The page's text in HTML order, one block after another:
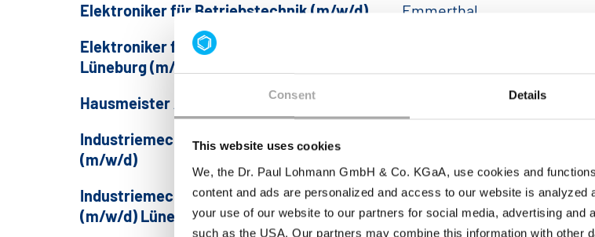
Consent Details
This website uses cookies
We, the Dr. Paul Lohmann GmbH & Co. KGaA, use cookies and
content and ads are personalized and access to our website is
your use of our website to our partners for social media, advertising and
such as the USA. Our partners may combine this information with other
Elektroniker für Betriebstechnik (m/w/d) Emmerthal
Elektroniker für Betriebstechnik
Lüneburg (m/w/d)
Hausmeister / Fahrer (m/w/d)
Industriemechaniker Instandhaltung
(m/w/d)
Industriemechaniker Instandhaltung
(m/w/d) Lüneburg
Lüneburg